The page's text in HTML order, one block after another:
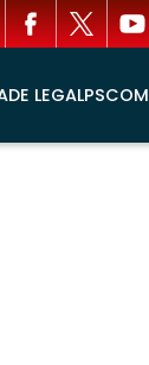
LEGALPSCOM